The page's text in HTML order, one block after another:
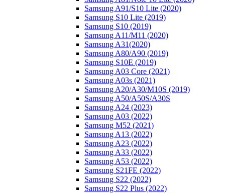
Samsung A91/S10 Lite (2020)
Samsung S10 Lite (2019)
Samsung S10 (2019)
Samsung A11/M11 (2020)
Samsung A31(2020)
Samsung A80/A90 (2019)
Samsung S10E (2019)
Samsung A03 Core (2021)
Samsung A03s (2021)
Samsung A20/A30/M10S (2019)
Samsung A50/A50S/A30S
Samsung A24 (2023)
Samsung A03 (2022)
Samsung M52 (2021)
Samsung A13 (2022)
Samsung A23 (2022)
Samsung A33 (2022)
Samsung A53 (2022)
Samsung S21FE (2022)
Samsung S22 (2022)
Samsung S22 Plus (2022)